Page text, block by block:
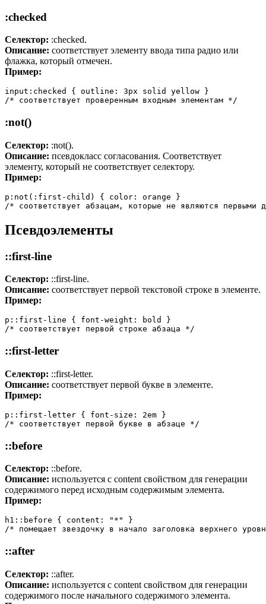
:checked
Селектор: :checked.
Описание: соответствует элементу ввода типа радио или
флажка, который отмечен.
Пример:
input:checked { outline: 3px solid yellow }
/* соответствует проверенным входным элементам */
:not()
Селектор: :not().
Описание: псевдокласс согласования. Соответствует
элементу, который не соответствует селектору.
Пример:
p:not(:first-child) { color: orange }
/* соответствует абзацам, которые не являются первыми
Псевдоэлементы
::first-line
Селектор: ::first-line.
Описание: соответствует первой текстовой строке в элементе.
Пример:
p::first-line { font-weight: bold }
/* соответствует первой строке абзаца */
::first-letter
Селектор: ::first-letter.
Описание: соответствует первой букве в элементе.
Пример:
p::first-letter { font-size: 2em }
/* соответствует первой букве в абзаце */
::before
Селектор: ::before.
Описание: используется с content свойством для генерации
содержимого перед исходным содержимым элемента.
Пример:
h1::before { content: "*" }
/* помещает звездочку в начало заголовка верхнего
::after
Селектор: ::after.
Описание: используется с content свойством для генерации
содержимого после начального содержимого элемента.